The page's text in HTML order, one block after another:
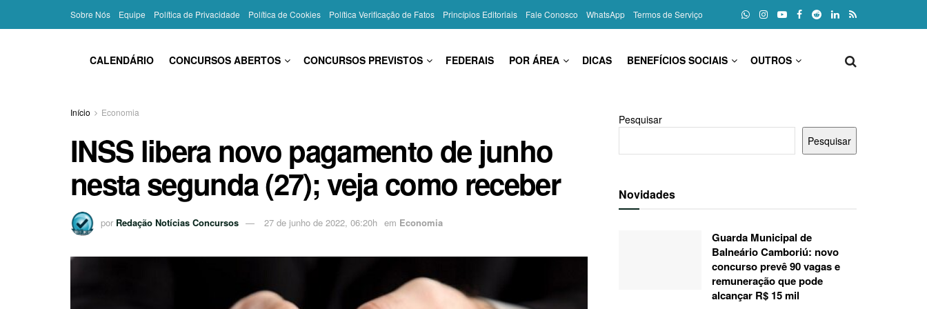
Sobre Nós Equipe Política de Privacidade Política de Cookies Política Verificação de Fatos Princípios Editoriais Fale Conosco WhatsApp Termos de Serviço
CALENDÁRIO CONCURSOS ABERTOS CONCURSOS PREVISTOS FEDERAIS POR ÁREA DICAS BENEFÍCIOS SOCIAIS OUTROS
Início Economia
INSS libera novo pagamento de junho
nesta segunda (27); veja como receber
por Redação Notícias Concursos 27 de junho de 2022, 06:20h em Economia
Pesquisar
Pesquisar
Novidades
Guarda Municipal de
Balneário Camboriú: novo
concurso prevê 90 vagas e
remuneração que pode
alcançar R$ 15 mil